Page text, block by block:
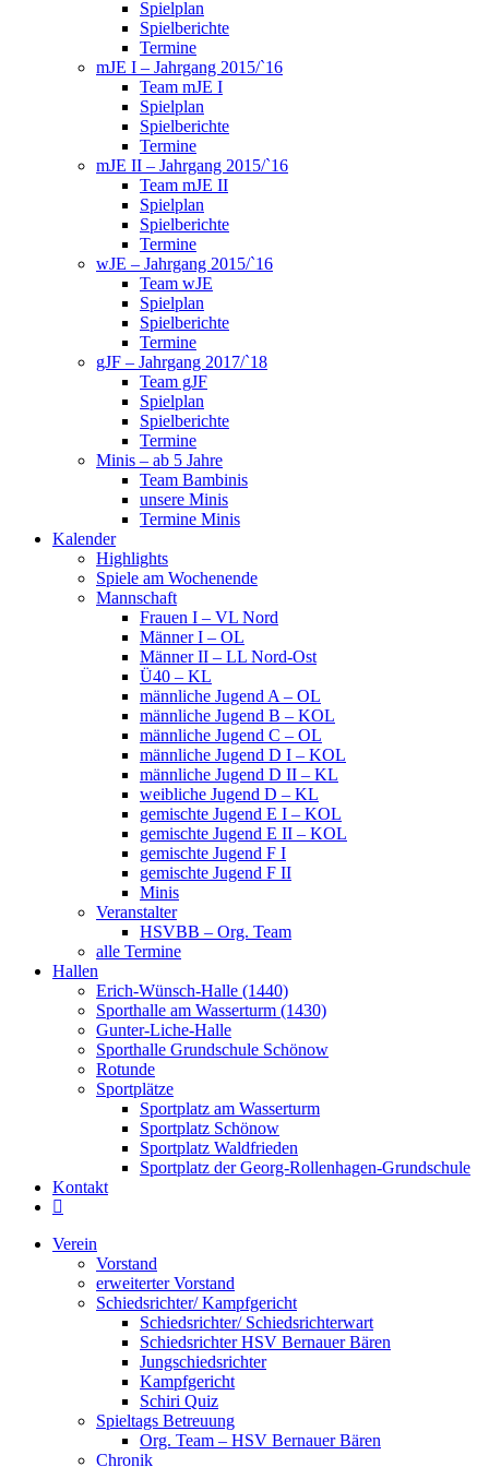
Spielplan
Spielberichte
Termine
mJE I – Jahrgang 2015/`16
Team mJE I
Spielplan
Spielberichte
Termine
mJE II – Jahrgang 2015/`16
Team mJE II
Spielplan
Spielberichte
Termine
wJE – Jahrgang 2015/`16
Team wJE
Spielplan
Spielberichte
Termine
gJF – Jahrgang 2017/`18
Team gJF
Spielplan
Spielberichte
Termine
Minis – ab 5 Jahre
Team Bambinis
unsere Minis
Termine Minis
Kalender
Highlights
Spiele am Wochenende
Mannschaft
Frauen I – VL Nord
Männer I – OL
Männer II – LL Nord-Ost
Ü40 – KL
männliche Jugend A – OL
männliche Jugend B – KOL
männliche Jugend C – OL
männliche Jugend D I – KOL
männliche Jugend D II – KL
weibliche Jugend D – KL
gemischte Jugend E I – KOL
gemischte Jugend E II – KOL
gemischte Jugend F I
gemischte Jugend F II
Minis
Veranstalter
HSVBB – Org. Team
alle Termine
Hallen
Erich-Wünsch-Halle (1440)
Sporthalle am Wasserturm (1430)
Gunter-Liche-Halle
Sporthalle Grundschule Schönow
Rotunde
Sportplätze
Sportplatz am Wasserturm
Sportplatz Schönow
Sportplatz Waldfrieden
Sportplatz der Georg-Rollenhagen-Grundschule
Kontakt
Website-
umschalten
Verein
Vorstand
erweiterter Vorstand
Schiedsrichter/ Kampfgericht
Schiedsrichter/ Schiedsrichterwart
Schiedsrichter HSV Bernauer Bären
Jungschiedsrichter
Kampfgericht
Schiri Quiz
Spieltags Betreuung
Org. Team – HSV Bernauer Bären
Chronik